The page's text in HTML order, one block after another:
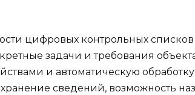
цифровых контрольных
задачи и требования
и автоматическую
сведений, возможность